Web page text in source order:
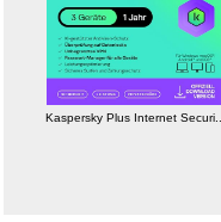
Kaspersky Plus Internet Securi...